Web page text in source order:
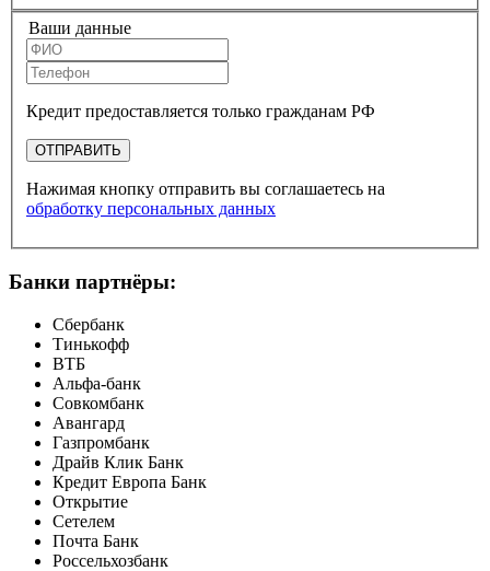
Ваши данные
Кредит предоставляется только гражданам РФ
ОТПРАВИТЬ
Нажимая кнопку отправить вы соглашаетесь на
обработку персональных данных
Банки партнёры:
Сбербанк
Тинькофф
ВТБ
Альфа-банк
Совкомбанк
Авангард
Газпромбанк
Драйв Клик Банк
Кредит Европа Банк
Открытие
Сетелем
Почта Банк
Россельхозбанк